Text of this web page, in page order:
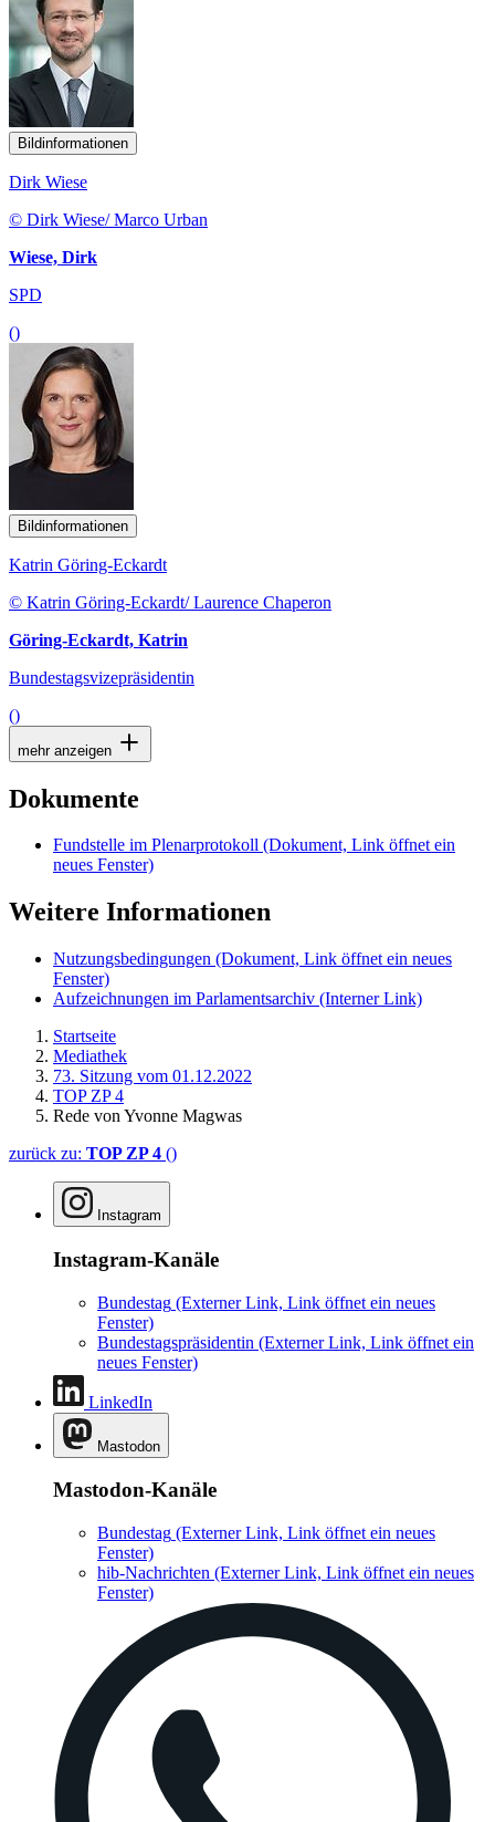
Bildinformationen
Dirk Wiese
© Dirk Wiese/ Marco Urban
Wiese, Dirk
SPD
()
Bildinformationen
Katrin Göring-Eckardt
© Katrin Göring-Eckardt/ Laurence Chaperon
Göring-Eckardt, Katrin
Bundestagsvizepräsidentin
()
mehr anzeigen
Dokumente
Fundstelle im Plenarprotokoll (Dokument, Link öffnet ein
neues Fenster)
Weitere Informationen
Nutzungsbedingungen (Dokument, Link öffnet ein neues
Fenster)
Aufzeichnungen im Parlamentsarchiv (Interner Link)
Startseite
Mediathek
73. Sitzung vom 01.12.2022
TOP ZP 4
Rede von Yvonne Magwas
zurück zu: TOP ZP 4 ()
Instagram
Instagram-Kanäle
Bundestag (Externer Link, Link öffnet ein neues
Fenster)
Bundestagspräsidentin (Externer Link, Link öffnet ein
neues Fenster)
LinkedIn
Mastodon
Mastodon-Kanäle
Bundestag (Externer Link, Link öffnet ein neues
Fenster)
hib-Nachrichten (Externer Link, Link öffnet ein neues
Fenster)